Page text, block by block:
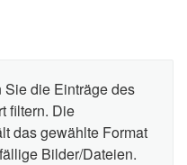
die Einträge des
filtern. Die
das gewählte Format
Bilder/Dateien.